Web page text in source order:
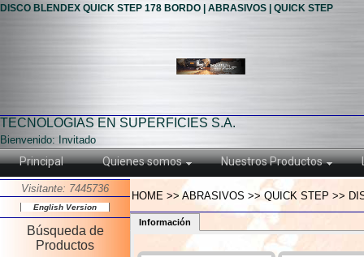
DISCO BLENDEX QUICK STEP 178 BORDO | ABRASIVOS | QUICK STEP
TECNOLOGIAS EN SUPERFICIES S.A.
Bienvenido: Invitado
Principal Quienes somos Nuestros Productos
Visitante: 7445736
English Version
Búsqueda de
Productos
HOME >> ABRASIVOS >> QUICK STEP >>
Información